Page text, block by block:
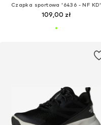
Czapka sportowa '6436 - NF KD'
109,00 zł